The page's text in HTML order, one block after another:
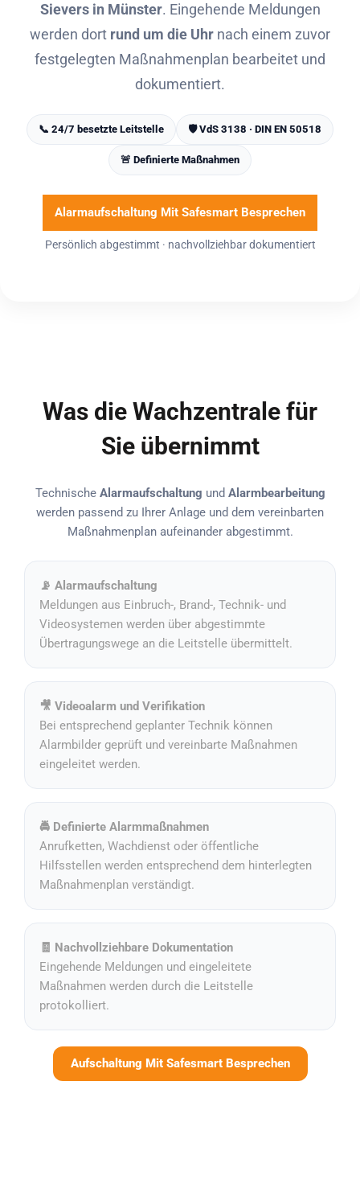
Sievers in Münster. Eingehende Meldungen
werden dort rund um die Uhr nach einem zuvor
festgelegten Maßnahmenplan bearbeitet und
dokumentiert.
📞 24/7 besetzte Leitstelle 🛡️ VdS 3138 · DIN EN 50518
🚨 Definierte Maßnahmen
Alarmaufschaltung Mit Safesmart Besprechen
Persönlich abgestimmt · nachvollziehbar dokumentiert
Was die Wachzentrale für
Sie übernimmt
Technische Alarmaufschaltung und Alarmbearbeitung
werden passend zu Ihrer Anlage und dem vereinbarten
Maßnahmenplan aufeinander abgestimmt.
📡 Alarmaufschaltung
Meldungen aus Einbruch-, Brand-, Technik- und
Videosystemen werden über abgestimmte
Übertragungswege an die Leitstelle übermittelt.
🎥 Videoalarm und Verifikation
Bei entsprechend geplanter Technik können
Alarmbilder geprüft und vereinbarte Maßnahmen
eingeleitet werden.
🚔 Definierte Alarmmaßnahmen
Anrufketten, Wachdienst oder öffentliche
Hilfsstellen werden entsprechend dem hinterlegten
Maßnahmenplan verständigt.
🧾 Nachvollziehbare Dokumentation
Eingehende Meldungen und eingeleitete
Maßnahmen werden durch die Leitstelle
protokolliert.
Aufschaltung Mit Safesmart Besprechen